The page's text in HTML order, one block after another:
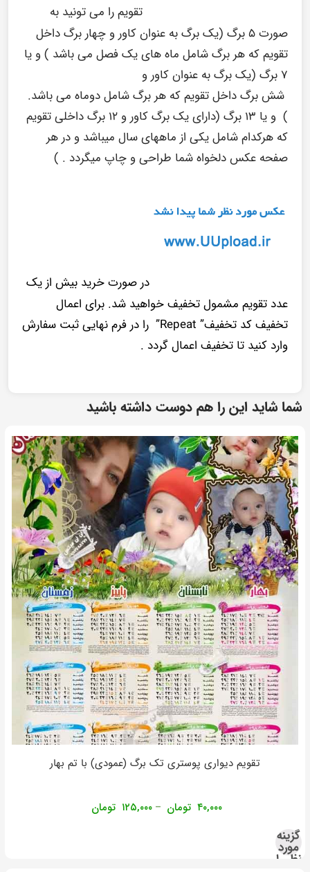
تقویم را می تونید به
صورت ۵ برگ (یک برگ به عنوان کاور و چهار برگ داخل
تقویمکه هر برگ شامل ماه های یک فصل می باشد ) و یا
۷ برگ (یک برگ به عنوان کاور و
شش برگ داخل تقویمکه هر برگ شامل دوماه می باشد.
) و یا ۱۳ برگ (
دارای یک برگ کاور و ۱۲ برگ داخلی تقویم
که هرکدام شامل یکی از ماههای سال میباشد و در هر
صفحه عکس دلخواه شما طراحی و چاپ میگردد . )
در صورت خرید بیش از یک
عدد تقویم مشمول تخفیف خواهید شد. برای اعمال
تخفیف کد تخفیف” Repeat” را در فرم نهایی ثبت سفارش
وارد کنید تا تخفیف اعمال گردد .
شما شاید این را هم دوست داشته باشید
تقویم دیواری پوستری تک برگ (عمودی) با تم بهار
۴۰,۰۰۰ تومان – ۱۲۵,۰۰۰ تومان
گزینه
مورد
نظر را